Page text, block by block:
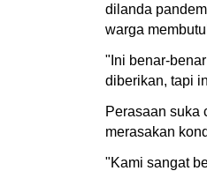
dilanda
warga
"Ini benar-
diberikan, tapi
Perasaan suka
merasakan
"Kami sangat